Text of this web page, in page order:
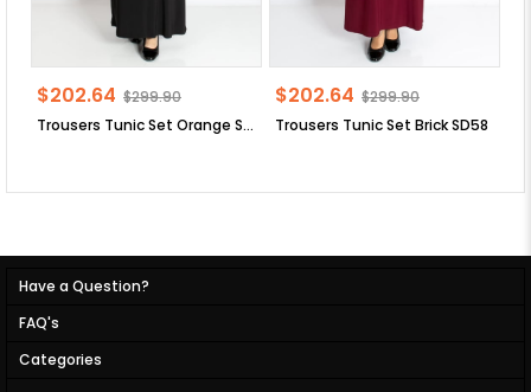
Trousers Tunic Set Orange SD58
$202.64 $299.90
Trousers Tunic Set Brick SD58
$202.64 $299.90
Have a Question?
FAQ's
Categories